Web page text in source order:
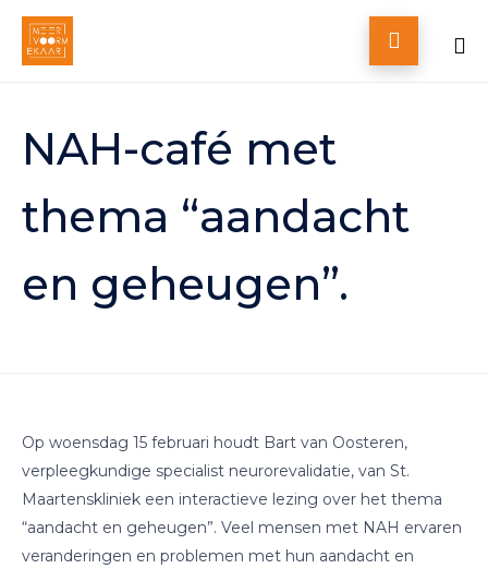

content
NAH-café met
thema “aandacht
en geheugen”.
Op woensdag 15 februari houdt Bart van Oosteren,
verpleegkundige specialist neurorevalidatie, van St.
Maartenskliniek een interactieve lezing over het thema
“aandacht en geheugen”. Veel mensen met NAH ervaren
veranderingen en problemen met hun aandacht en